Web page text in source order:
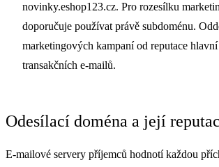
novinky.eshop123.cz. Pro rozesílku
doporučuje používat právě subdoménu.
marketingových kampaní od reputace
transakčních e-mailů.
Odesílací doména a její
E-mailové servery příjemců hodnotí každou